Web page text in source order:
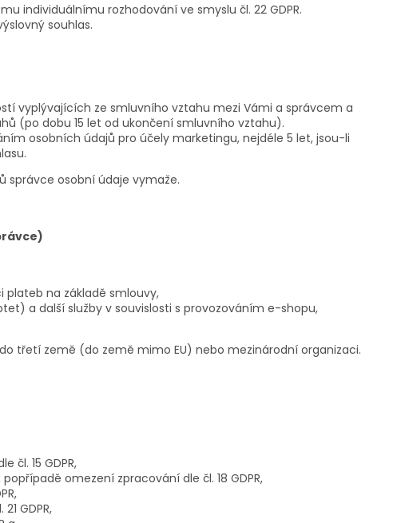
individuálnímu rozhodování ve smyslu čl. 22 GDPR.
souhlas.
vyplývajících ze smluvního vztahu mezi Vámi a správcem a
(po dobu 15 let od ukončení smluvního vztahu).
osobních údajů pro účely marketingu, nejdéle 5 let, jsou-li
správce osobní údaje vymaže.
na základě smlouvy,
a další služby v souvislosti s provozováním e-shopu,
třetí země (do země mimo EU) nebo mezinárodní organizaci.
čl. 15 GDPR,
omezení zpracování dle čl. 18 GDPR,
GDPR,